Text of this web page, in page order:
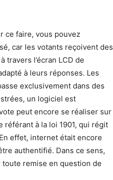
ce faire, vous pouvez
car les votants reçoivent des
l’écran LCD de
à leurs réponses. Les
exclusivement dans des
un logiciel est
peut encore se réaliser sur
à la loi 1901, qui régit
effet, internet était encore
authentifié. Dans ce sens,
toute remise en question de